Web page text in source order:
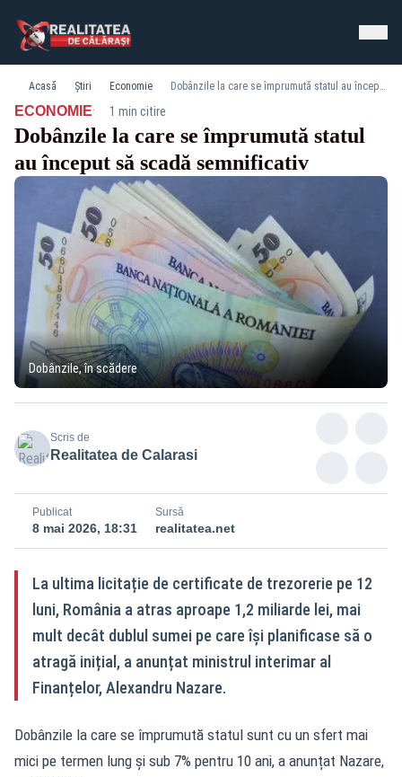
Acasă Știri Economie Dobânzile la care se împrumută statul au început să scadă semnificativ
ECONOMIE· 1 min citire
Dobânzile la care se împrumută statul
au început să scadă semnificativ
Dobânzile, în scădere
Scris de
Realitatea de Calarasi
Publicat
8 mai 2026, 18:31
Sursă
realitatea.net
La ultima licitație de certificate de trezorerie pe 12
luni, România a atras aproape 1,2 miliarde lei, mai
mult decât dublul sumei pe care își planificase să o
atragă inițial, a anunțat ministrul interimar al
Finanțelor, Alexandru Nazare.
Dobânzile la care se împrumută statul sunt cu un sfert mai
mici pe termen lung și sub 7% pentru 10 ani, a anunțat Nazare,